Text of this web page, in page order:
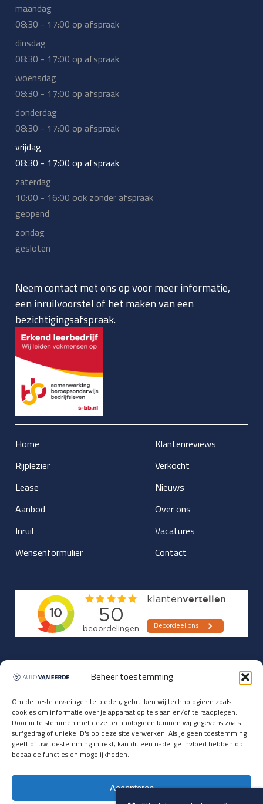
Beheer toestemming
Om de beste ervaringen te bieden, gebruiken wij technologieën zoals
cookies om informatie over je apparaat op te slaan en/of te raadplegen.
Door in te stemmen met deze technologieën kunnen wij gegevens zoals
surfgedrag of unieke ID's op deze site verwerken. Als je geen toestemming
geeft of uw toestemming intrekt, kan dit een nadelige invloed hebben op
bepaalde functies en mogelijkheden.
Accepteren
maandag
08:30 - 17:00 op afspraak
dinsdag
08:30 - 17:00 op afspraak
woensdag
08:30 - 17:00 op afspraak
donderdag
08:30 - 17:00 op afspraak
vrijdag
08:30 - 17:00 op afspraak
zaterdag
10:00 - 16:00 ook zonder afspraak
geopend
zondag
gesloten
Neem contact met ons op voor meer informatie,
een inruilvoorstel of het maken van een
bezichtigingsafspraak.
Home
Rijplezier
Lease
Aanbod
Inruil
Wensenformulier
Klantenreviews
Verkocht
Nieuws
Over ons
Vacatures
Contact
Updates over nieuwbinnen-komers
vóórdat ze op de portals staan?
Registreer je hier.
E-mailadres *